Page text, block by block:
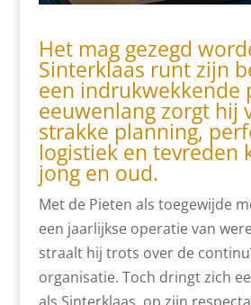
Het mag gezegd
Sinterklaas runt zijn
een indrukwekkende
eeuwenlang zorgt hij
strakke planning,
logistiek en tevreden
jong en oud.
Met de Pieten als toegewijde
een jaarlijkse operatie van
straalt hij trots over de
organisatie. Toch dringt zich